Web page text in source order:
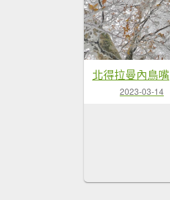
北得拉曼內鳥嘴
2023-03-14